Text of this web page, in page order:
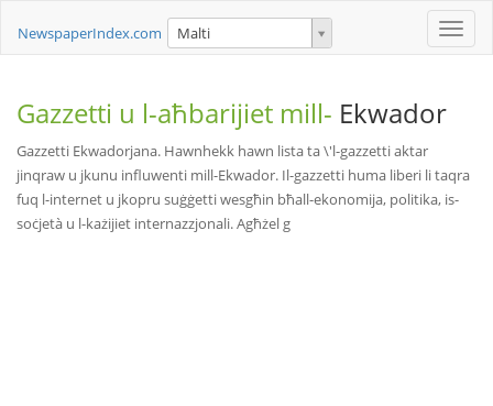
Toggle
NewspaperIndex.com Malti
Gazzetti u l-aħbarijiet mill- Ekwador
Gazzetti Ekwadorjana. Hawnhekk hawn lista ta \'l-gazzetti aktar
jinqraw u jkunu influwenti mill-Ekwador. Il-gazzetti huma liberi li taqra
fuq l-internet u jkopru suġġetti wesgħin bħall-ekonomija, politika, is-
soċjetà u l-każijiet internazzjonali. Agħżel g